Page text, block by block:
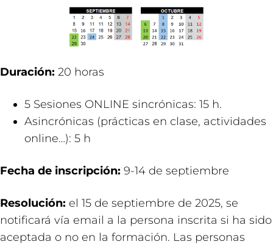
Duración: 20 horas
5 Sesiones ONLINE sincrónicas: 15 h.​
Asincrónicas (prácticas en clase, actividades
online…): 5 h
Fecha de inscripción: 9-14 de septiembre
Resolución: el 15 de septiembre de 2025, se
notificará vía email a la persona inscrita si ha sido
aceptada o no en la formación. Las personas